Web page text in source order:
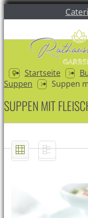
Startseite
Suppen
Suppen
SUPPEN MIT